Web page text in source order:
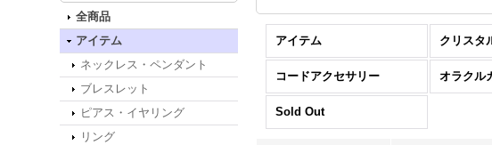
全商品
アイテム
ネックレス・ペンダント
ブレスレット
ピアス・イヤリング
リング
アイテム
コードアクセサリー
Sold Out